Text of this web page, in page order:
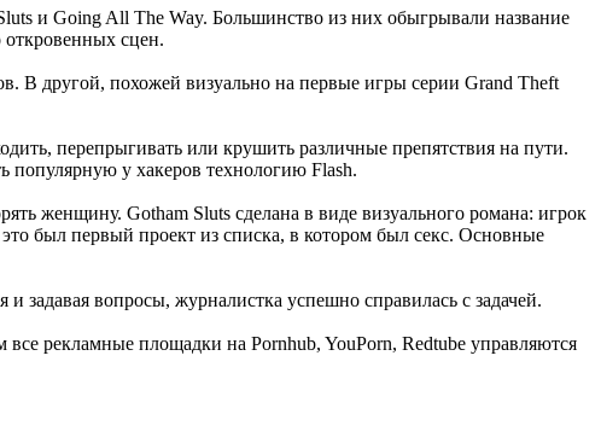
и Going All The Way. Большинство из них обыгрывали название
сцен.
В другой, похожей визуально на первые игры серии Grand Theft
перепрыгивать или крушить различные препятствия на пути.
популярную у хакеров технологию Flash.
женщину. Gotham Sluts сделана в виде визуального романа: игрок
был первый проект из списка, в котором был секс. Основные
задавая вопросы, журналистка успешно справилась с задачей.
рекламные площадки на Pornhub, YouPorn, Redtube управляются